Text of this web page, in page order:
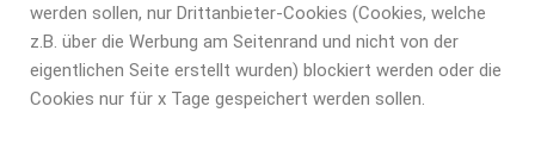
werden sollen, nur Drittanbieter-Cookies (Cookies, welche
z.B. über die Werbung am Seitenrand und nicht von der
eigentlichen Seite erstellt wurden) blockiert werden oder die
Cookies nur für x Tage gespeichert werden sollen.